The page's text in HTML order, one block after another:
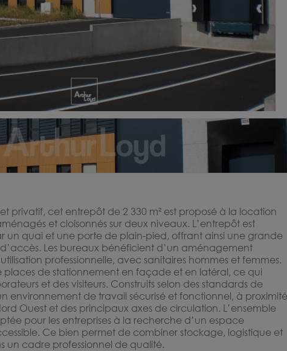
privatif, cet entrepôt de 2 330 m² est proposé à la location
et cloisonnés sur deux niveaux. L’entrepôt est
un quai et une porte de plain-pied, offrant ainsi une grande
Les bureaux bénéficient d’un aménagement
professionnelle, avec sanitaires hommes et femmes.
places de stationnement en façade et en latéral, ce qui
et des visiteurs. Construits selon des standards de
environnement de travail sécurisé et fonctionnel, à proximité
Ouest et des principaux axes de circulation. L’ensemble
pour les entreprises à la recherche d’un espace
Ce bien permet de combiner stockage, logistique et
un cadre professionnel de qualité.